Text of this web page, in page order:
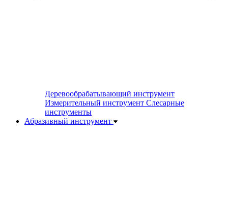
Деревообрабатывающий инструмент
Измерительный инструмент Слесарные
инструменты
Абразивный инструмент